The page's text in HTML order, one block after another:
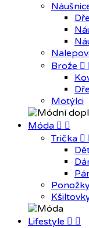
Brože 
Motýlci
Móda  
Trička 
Ponožky
Lifestyle  